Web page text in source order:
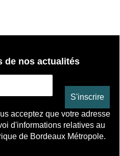
de nos actualités
acceptez que votre adresse
d'informations relatives au
de Bordeaux Métropole.